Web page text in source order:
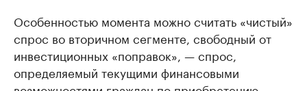
Особенностью момента можно считать «чистый»
спрос во вторичном сегменте, свободный от
инвестиционных «поправок», — спрос,
определяемый текущими финансовыми